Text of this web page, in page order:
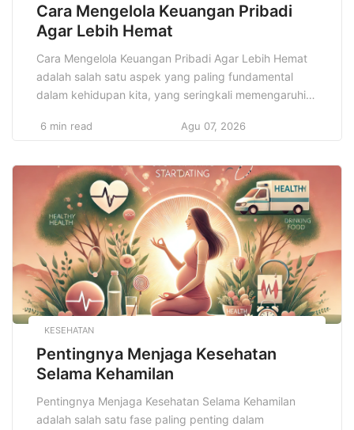
Cara Mengelola Keuangan Pribadi
Agar Lebih Hemat
Cara Mengelola Keuangan Pribadi Agar Lebih Hemat
adalah salah satu aspek yang paling fundamental
dalam kehidupan kita, yang seringkali memengaruhi
Dari bagaimana kita memenuhi kebutuhan sehari-hari
dan terjamin, pengelolaan keuangan yang bijaksana
sangat berperan dalam memastikan kesejahteraan
finansial. Namun, banyak orang […]
6 min read Agu 07, 2026
KESEHATAN
Pentingnya Menjaga Kesehatan
Selama Kehamilan
Pentingnya Menjaga Kesehatan Selama Kehamilan
adalah salah satu fase paling penting dalam